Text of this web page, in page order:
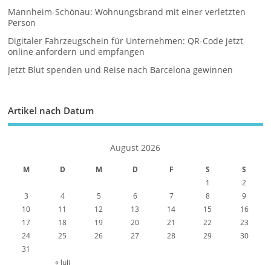
Mannheim-Schönau: Wohnungsbrand mit einer verletzten
Person
Digitaler Fahrzeugschein für Unternehmen: QR-Code jetzt
online anfordern und empfangen
Jetzt Blut spenden und Reise nach Barcelona gewinnen
Artikel nach Datum
August 2026
M D M D F S S
« Juli
1
2
3
4 5 6 7 8
9
10
11 12 13 14 15
16
17
18 19 20 21 22
23
24
25 26 27 28 29
30
31